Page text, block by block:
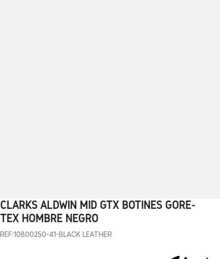
1 2 3 4 5 6 7 8 9 10
CLARKS ALDWIN MID GTX BOTINES GORE-
TEX HOMBRE NEGRO
REF:10800250-41-BLACK LEATHER